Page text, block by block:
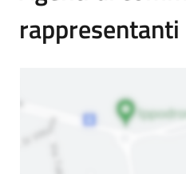
rappresentanti